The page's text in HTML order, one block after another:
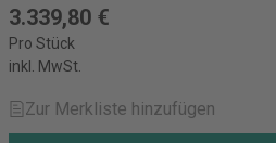
3.339,80 €
Pro Stück
inkl. MwSt.
Zur Merkliste hinzufügen